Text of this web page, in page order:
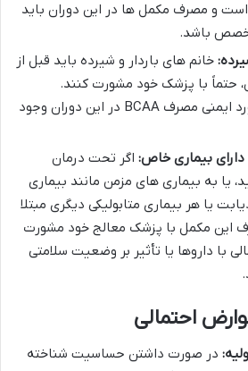
و مصرف مکمل ها در این دوران باید
باشد.
خانم های باردار و شیرده باید قبل از
حتماً با پزشک خود مشورت کنند.
اطلاعات کافی در مورد ایمنی مصرف BCAA در این دوران وجود
دارای بیماری خاص: اگر تحت درمان
یا به بیماری های مزمن مانند بیماری
یا هر بیماری متابولیکی دیگری مبتلا
این مکمل با پزشک معالج خود مشورت
با داروها یا تأثیر بر وضعیت سلامتی
احتمالی
در صورت داشتن حساسیت شناخته